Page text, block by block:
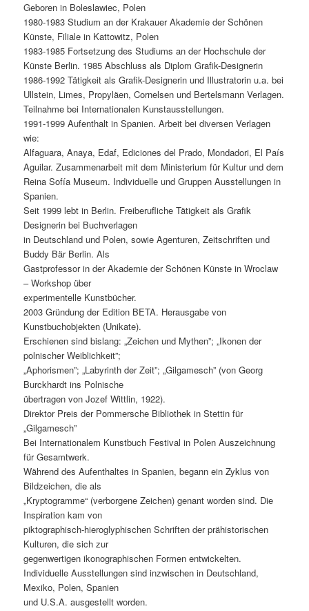
Geboren in Boleslawiec, Polen
1980-1983 Studium an der Krakauer Akademie der Schönen
Künste, Filiale in Kattowitz, Polen
1983-1985 Fortsetzung des Studiums an der Hochschule der
Künste Berlin. 1985 Abschluss als Diplom Grafik-Designerin
1986-1992 Tätigkeit als Grafik-Designerin und Illustratorin u.a. bei
Ullstein, Limes, Propyläen, Cornelsen und Bertelsmann Verlagen.
Teilnahme bei Internationalen Kunstausstellungen.
1991-1999 Aufenthalt in Spanien. Arbeit bei diversen Verlagen
wie:
Alfaguara, Anaya, Edaf, Ediciones del Prado, Mondadori, El País
Aguilar. Zusammenarbeit mit dem Ministerium für Kultur und dem
Reina Sofía Museum. Individuelle und Gruppen Ausstellungen in
Spanien.
Seit 1999 lebt in Berlin. Freiberufliche Tätigkeit als Grafik
Designerin bei Buchverlagen
in Deutschland und Polen, sowie Agenturen, Zeitschriften und
Buddy Bär Berlin. Als
Gastprofessor in der Akademie der Schönen Künste in Wroclaw
– Workshop über
experimentelle Kunstbücher.
2003 Gründung der Edition BETA. Herausgabe von
Kunstbuchobjekten (Unikate).
Erschienen sind bislang: „Zeichen und Mythen”; „Ikonen der
polnischer Weiblichkeit”;
„Aphorismen”; „Labyrinth der Zeit”; „Gilgamesch” (von Georg
Burckhardt ins Polnische
übertragen von Jozef Wittlin, 1922).
Direktor Preis der Pommersche Bibliothek in Stettin für
„Gilgamesch”
Bei Internationalem Kunstbuch Festival in Polen Auszeichnung
für Gesamtwerk.
Während des Aufenthaltes in Spanien, begann ein Zyklus von
Bildzeichen, die als
„Kryptogramme“ (verborgene Zeichen) genant worden sind. Die
Inspiration kam von
piktographisch-hieroglyphischen Schriften der prähistorischen
Kulturen, die sich zur
gegenwertigen ikonographischen Formen entwickelten.
Individuelle Ausstellungen sind inzwischen in Deutschland,
Mexiko, Polen, Spanien
und U.S.A. ausgestellt worden.